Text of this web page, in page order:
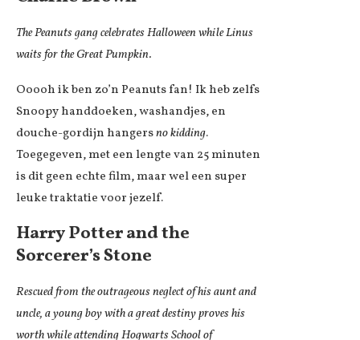
The Peanuts gang celebrates Halloween while Linus
waits for the Great Pumpkin.
Ooooh ik ben zo’n Peanuts fan! Ik heb zelfs
Snoopy handdoeken, washandjes, en
douche-gordijn hangersno kidding.
Toegegeven, met een lengte van 25 minuten
is dit geen echte film, maar wel een super
leuke traktatie voor jezelf.
Harry Potter and the
Sorcerer’s Stone
Rescued from the outrageous neglect of his aunt and
uncle, a young boy with a great destiny proves his
worth while attending Hogwarts School of